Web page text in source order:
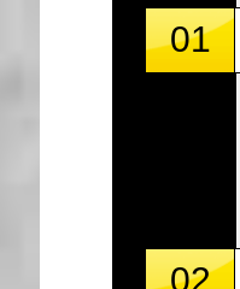
01
02